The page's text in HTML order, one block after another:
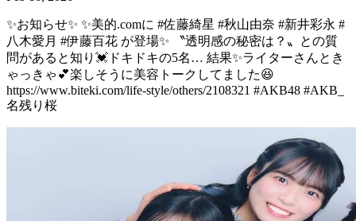
✨お知らせ✨ ✨美的.comに #佐藤綺星 #秋山由奈 #新井彩永 #
八木愛月 #伊藤百花 が登場✨ 〝透明感の秘密は？〟との質
問があると知り💓ドキドキの5名… 結果✨ライターさんとき
ゃっきゃ💕楽しそうに美容トークしてました😆
https://www.biteki.com/life-style/others/2108321 #AKB48 #AKB_
名残り桜